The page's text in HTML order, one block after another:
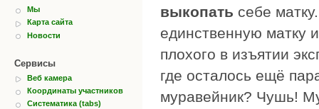
Мы
Карта сайта
Новости
Сервисы
Веб камера
Координаты участников
Систематика (tabs)
выкопать себе
единственную матку
плохого в изъятии
где осталось ещё
муравейник? Чушь!